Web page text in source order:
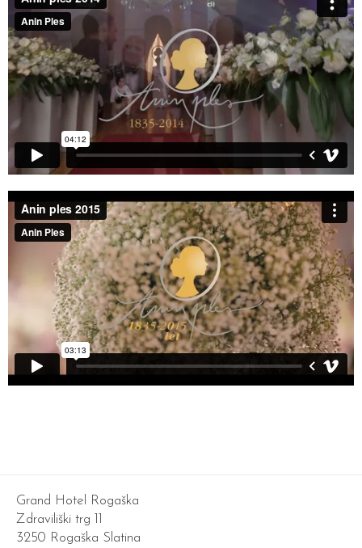
Grand Hotel Rogaška
Zdraviliški trg 11
3250 Rogaška Slatina